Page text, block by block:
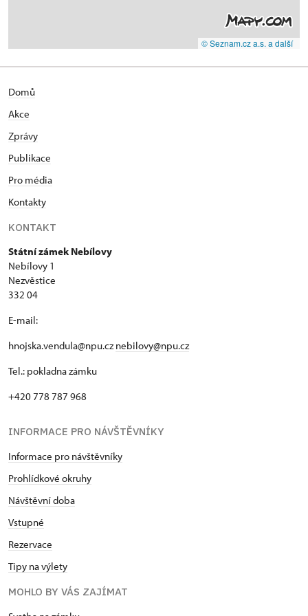
© Seznam.cz a.s. a další
Domů
Akce
Zprávy
Publikace
Pro média
Kontakty
KONTAKT
Státní zámek Nebílovy
Nebílovy 1
Nezvěstice
332 04
E-mail:
hnojska.vendula@npu.cznebilovy@npu.cz
Tel.: pokladna zámku
+420 778 787 968
INFORMACE PRO NÁVŠTĚVNÍKY
Informace pro návštěvníky
Prohlídkové okruhy
Návštěvní doba
Vstupné
Rezervace
Tipy na výlety
MOHLO BY VÁS ZAJÍMAT